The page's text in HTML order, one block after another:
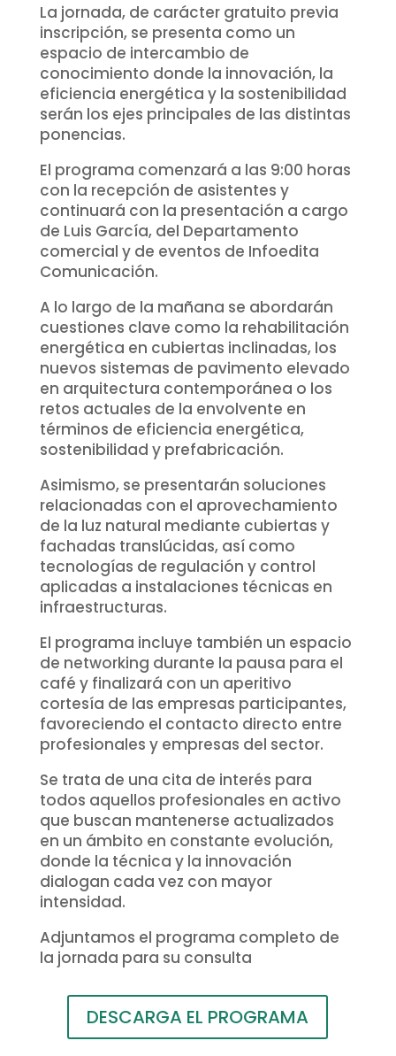
La jornada, de carácter gratuito previa
inscripción, se presenta como un
espacio de intercambio de
conocimiento donde la innovación, la
eficiencia energética y la sostenibilidad
serán los ejes principales de las distintas
ponencias.
El programa comenzará a las 9:00 horas
con la recepción de asistentes y
continuará con la presentación a cargo
de Luis García, del Departamento
comercial y de eventos de Infoedita
Comunicación.
A lo largo de la mañana se abordarán
cuestiones clave como la rehabilitación
energética en cubiertas inclinadas, los
nuevos sistemas de pavimento elevado
en arquitectura contemporánea o los
retos actuales de la envolvente en
términos de eficiencia energética,
sostenibilidad y prefabricación.
Asimismo, se presentarán soluciones
relacionadas con el aprovechamiento
de la luz natural mediante cubiertas y
fachadas translúcidas, así como
tecnologías de regulación y control
aplicadas a instalaciones técnicas en
infraestructuras.
El programa incluye también un espacio
de networking durante la pausa para el
café y finalizará con un aperitivo
cortesía de las empresas participantes,
favoreciendo el contacto directo entre
profesionales y empresas del sector.
Se trata de una cita de interés para
todos aquellos profesionales en activo
que buscan mantenerse actualizados
en un ámbito en constante evolución,
donde la técnica y la innovación
dialogan cada vez con mayor
intensidad.
Adjuntamos el programa completo de
la jornada para su consulta
DESCARGA EL PROGRAMA